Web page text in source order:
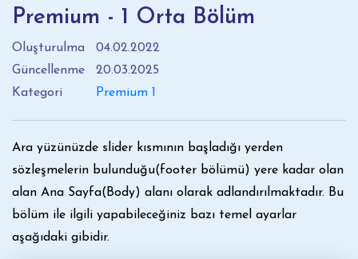
Premium - 1 Orta Bölüm
Oluşturulma
04.02.2022
Güncellenme
20.03.2025
Kategori
Premium 1
Ara yüzünüzde slider kısmının başladığı yerden
sözleşmelerin bulunduğu(footer bölümü) yere kadar olan
alan Ana Sayfa(Body) alanı olarak adlandırılmaktadır. Bu
bölüm ile ilgili yapabileceğiniz bazı temel ayarlar
aşağıdaki gibidir.